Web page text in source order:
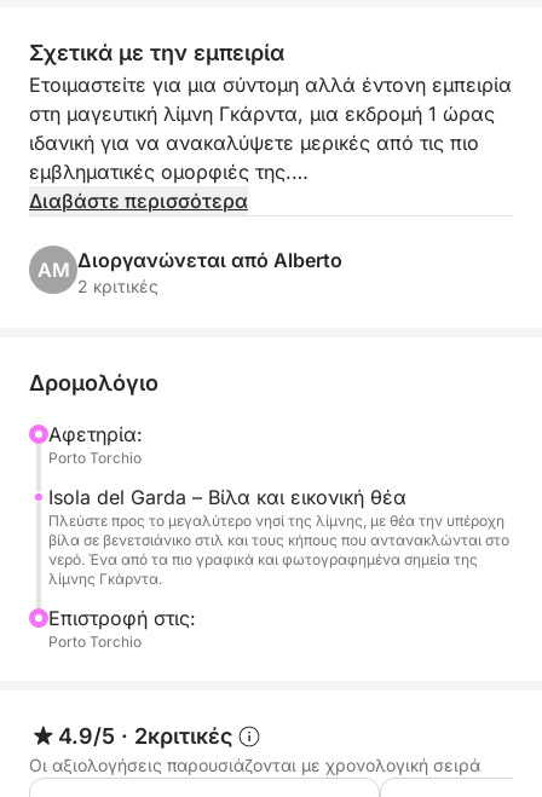
Σχετικά με την εμπειρία
Ετοιμαστείτε για μια σύντομη αλλά έντονη εμπειρία
στη μαγευτική λίμνη Γκάρντα, μια εκδρομή 1 ώρας
ιδανική για να ανακαλύψετε μερικές από τις πιο
εμβληματικές ομορφιές της.
Μανέρμπα ντελ Γκάρντα, θα πλεύσετε κατά μήκος
της ακτής σε μια χαλαρή και γραφική ατμόσφαιρα,
προς την υπέροχη Νήσο ντελ Γκάρντα, τη
μεγαλύτερη στη λίμνη, διάσημη για την επιβλητική
βίλα και τους περιποιημένους κήπους της που
δημιουργούν ένα μοναδικό και σαγηνευτικό
σκηνικό.
Κατά τη διάρκεια της εκδρομής, μπορείτε να
χαλαρώσετε στο πλοίο, να απολαύσετε τη θέα και,
Στο πλοίο, θα βρείτε γλυκό νερό και στερεοφωνικό
για να συνοδεύσετε το ταξίδι με την αγαπημένη
Διαβάστε περισσότερα
AM Διοργανώνεται από Alberto
2 κριτικές
Δρομολόγιο
Αφετηρία:
Porto Torchio
Isola del Garda – Βίλα και εικονική θέα
Πλεύστε προς το μεγαλύτερο νησί της λίμνης, με θέα την υπέροχη
βίλα σε βενετσιάνικο στιλ και τους κήπους που αντανακλώνται στο
νερό. Ένα από τα πιο γραφικά και φωτογραφημένα σημεία της
λίμνης Γκάρντα.
Επιστροφή στις:
Porto Torchio
4.9/5 · 2κριτικές
Οι αξιολογήσεις παρουσιάζονται με χρονολογική σειρά